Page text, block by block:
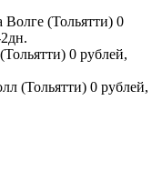
(Тольятти) 0
0 рублей,
(Тольятти) 0 рублей,